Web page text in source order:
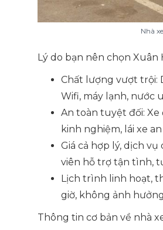
Nhà
Lý do bạn nên chọn Xuân
Chất lượng vượt trội:
Wifi, máy lạnh, nước
An toàn tuyệt đối: Xe
kinh nghiệm, lái xe
Giá cả hợp lý, dịch
viên hỗ trợ tận tình,
Lịch trình linh hoạt,
giờ, không ảnh
Thông tin cơ bản về nhà